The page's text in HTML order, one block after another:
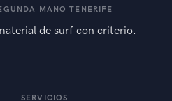
MANO TENERIFE
de surf con criterio.
SERVICIOS